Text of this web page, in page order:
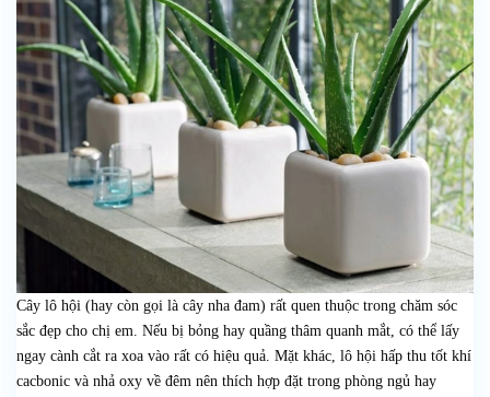
Cây lô hội (hay còn gọi là cây nha đam) rất quen thuộc trong chăm sóc
sắc đẹp cho chị em. Nếu bị bỏng hay quầng thâm quanh mắt, có thể lấy
ngay cành cắt ra xoa vào rất có hiệu quả. Mặt khác, lô hội hấp thu tốt khí
cacbonic và nhả oxy về đêm nên thích hợp đặt trong phòng ngủ hay